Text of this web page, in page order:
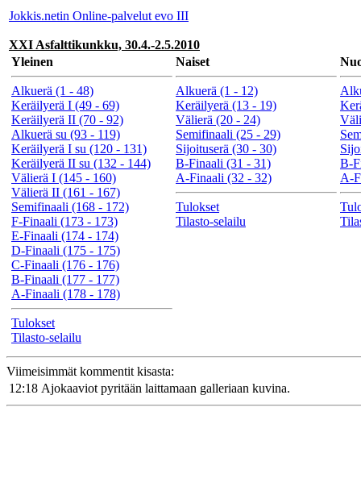
Jokkis.netin Online-palvelut evo III
XXI Asfalttikunkku, 30.4.-2.5.2010
Yleinen
Alkuerä (1 - 48)
Keräilyerä I (49 - 69)
Keräilyerä II (70 - 92)
Alkuerä su (93 - 119)
Keräilyerä I su (120 - 131)
Keräilyerä II su (132 - 144)
Välierä I (145 - 160)
Välierä II (161 - 167)
Semifinaali (168 - 172)
F-Finaali (173 - 173)
E-Finaali (174 - 174)
D-Finaali (175 - 175)
C-Finaali (176 - 176)
B-Finaali (177 - 177)
A-Finaali (178 - 178)
Tulokset
Tilasto-selailu
Naiset
Alkuerä (1 - 12)
Keräilyerä (13 - 19)
Välierä (20 - 24)
Semifinaali (25 - 29)
Sijoituserä (30 - 30)
B-Finaali (31 - 31)
A-Finaali (32 - 32)
Tulokset
Tilasto-selailu
B-
A-
Viimeisimmät kommentit kisasta:
12:18 Ajokaaviot pyritään laittamaan galleriaan kuvina.